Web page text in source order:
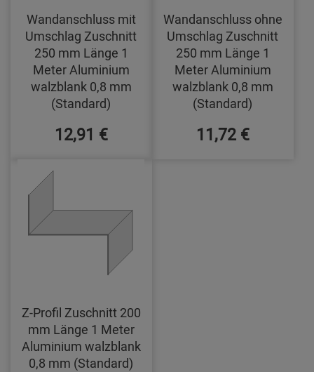
Wandanschluss mit
Umschlag Zuschnitt
250 mm Länge 1
Meter Aluminium
walzblank 0,8 mm
(Standard)
12,91 €
Wandanschluss ohne
Umschlag Zuschnitt
250 mm Länge 1
Meter Aluminium
walzblank 0,8 mm
(Standard)
11,72 €
Z-Profil Zuschnitt 200
mm Länge 1 Meter
Aluminium walzblank
0,8 mm (Standard)